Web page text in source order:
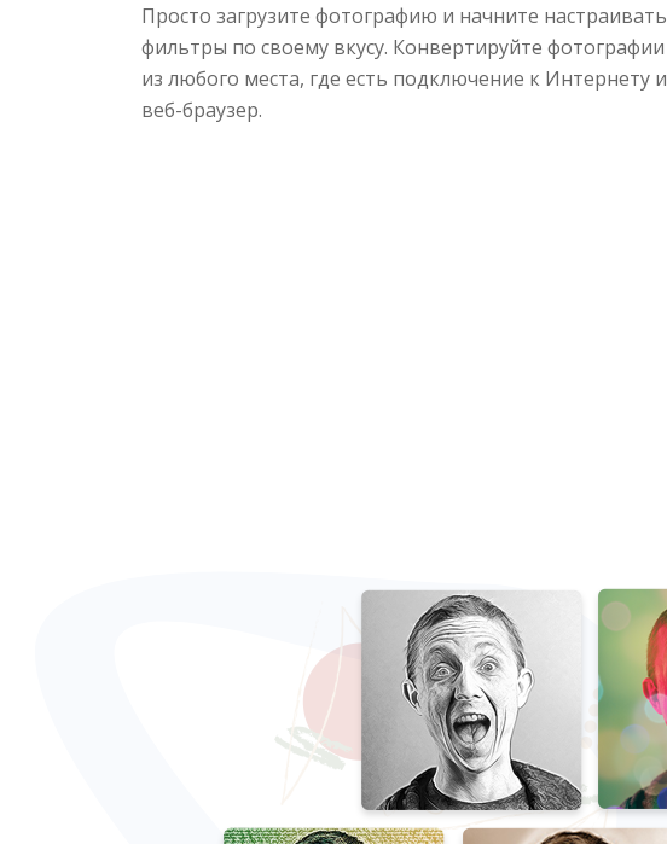
Просто загрузите фотографию и начните настраивать
фильтры по своему вкусу. Конвертируйте фотографии
из любого места, где есть подключение к Интернету и
веб-браузер.